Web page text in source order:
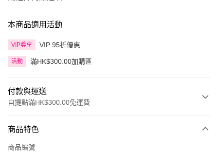
本商品適用活動
VIP尊享 VIP 95折優惠
活動 滿HK$300.00加購區
付款與運送
自提點滿HK$300.00免運費
信用卡
商品特色
商品編號